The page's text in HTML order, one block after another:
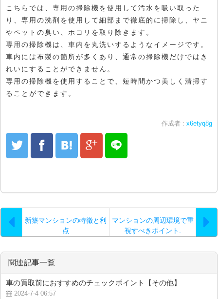
こちらでは、専用の掃除機を使用して汚水を吸い取った
り、専用の洗剤を使用して細部まで徹底的に掃除し、ヤニ
やペットの臭い、ホコリを取り除きます。
専用の掃除機は、車内を丸洗いするようなイメージです。
車内には布製の箇所が多くあり、通常の掃除機だけではき
れいにすることができません。
専用の掃除機を使用することで、短時間かつ美しく清掃す
ることができます。
作成者 : x6etyq8g
新築マンションの特徴と利
点
マンションの周辺環境で重
視すべきポイント.
関連記事一覧
車の買取前におすすめのチェックポイント【その他】
2024-7-4 06:57